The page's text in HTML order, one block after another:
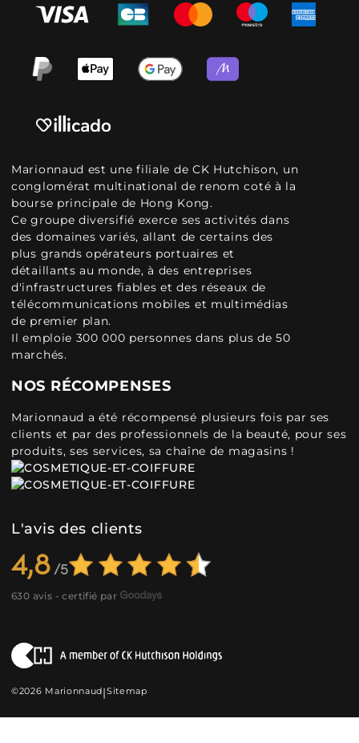
Marionnaud est une filiale de CK Hutchison, un
conglomérat multinational de renom coté à la
bourse principale de Hong Kong.
Ce groupe diversifié exerce ses activités dans
des domaines variés, allant de certains des
plus grands opérateurs portuaires et
détaillants au monde, à des entreprises
d'infrastructures fiables et des réseaux de
télécommunications mobiles et multimédias
de premier plan.
Il emploie 300 000 personnes dans plus de 50
marchés.
NOS RÉCOMPENSES
Marionnaud a été récompensé plusieurs fois par ses
clients et par des professionnels de la beauté, pour ses
produits, ses services, sa chaîne de magasins !
L'avis des clients
4,8
630 avis - certifié par
©2026 Marionnaud|Sitemap